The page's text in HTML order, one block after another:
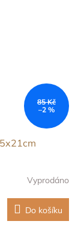
85 Kč
–2 %
Vyprodáno
Do košíku